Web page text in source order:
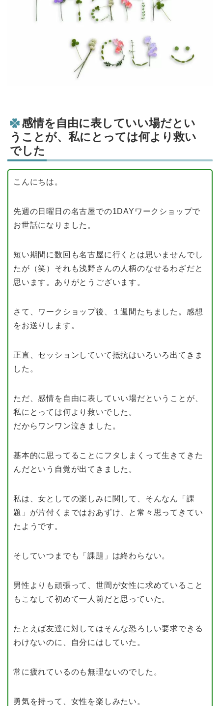
感情を自由に表していい場だとい
うことが、私にとっては何より救い
でした
こんにちは。
先週の日曜日の名古屋での1DAYワークショップで
お世話になりました。
短い期間に数回も名古屋に行くとは思いませんでし
たが（笑）それも浅野さんの人柄のなせるわざだと
思います。ありがとうございます。
さて、ワークショップ後、１週間たちました。感想
をお送りします。
正直、セッションしていて抵抗はいろいろ出てきま
した。
ただ、感情を自由に表していい場だということが、
私にとっては何より救いでした。
だからワンワン泣きました。
基本的に思ってることにフタしまくって生きてきた
んだという自覚が出てきました。
私は、女としての楽しみに関して、そんなん「課
題」が片付くまではおあずけ、と常々思ってきてい
たようです。
そしていつまでも「課題」は終わらない。
男性よりも頑張って、世間が女性に求めていること
もこなして初めて一人前だと思っていた。
たとえば友達に対してはそんな恐ろしい要求できる
わけないのに、自分にはしていた。
常に疲れているのも無理ないのでした。
勇気を持って、女性を楽しみたい。